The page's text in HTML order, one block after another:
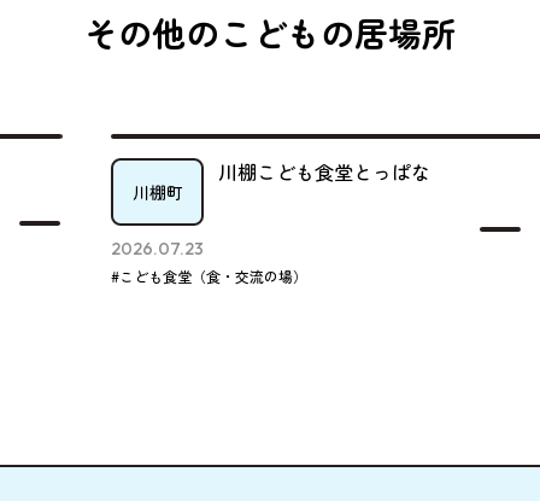
その他のこどもの居場所
川棚こども食堂とっぱな
2026.07.23
#こども食堂（食・交流の場）